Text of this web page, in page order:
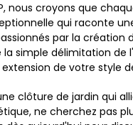
nous croyons que
qui raconte
par la création
simple délimitation de
de votre style
clôture de jardin qui
ne cherchez pas